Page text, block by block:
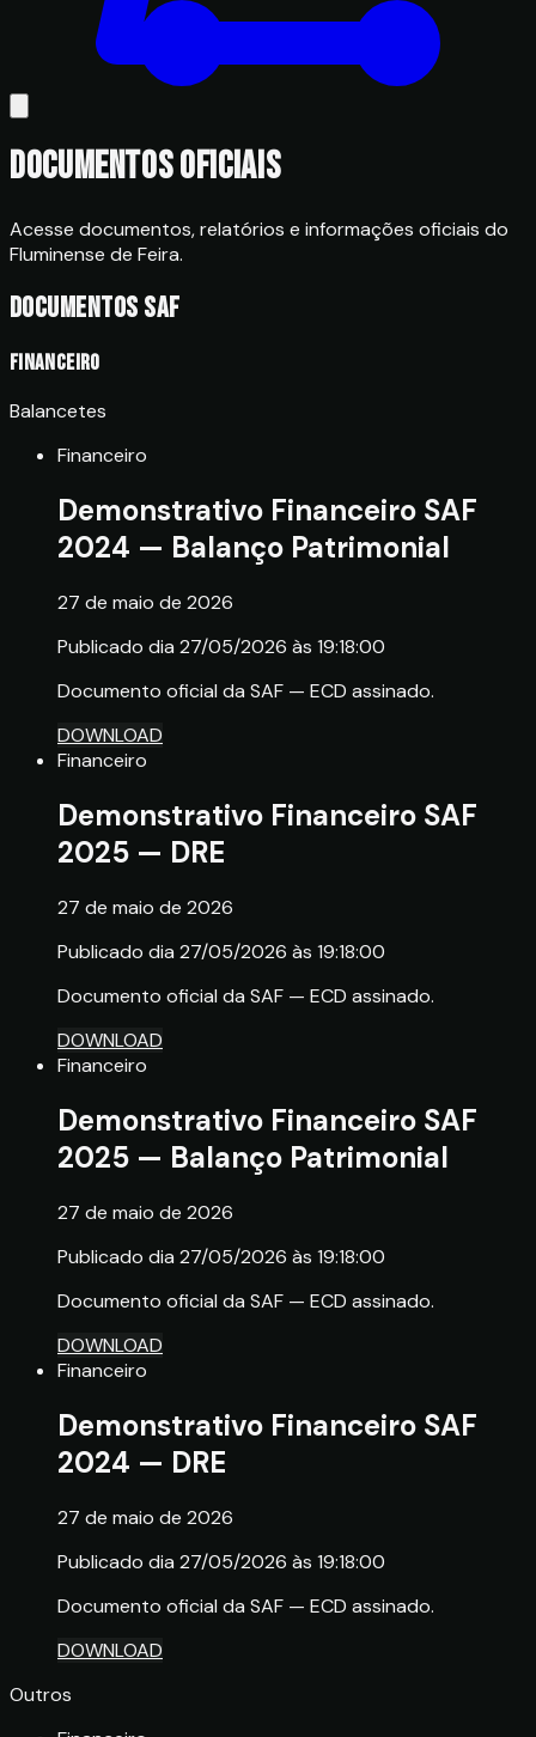
Documentos oficiais
Acesse documentos, relatórios e informações oficiais do
Fluminense de Feira.
Documentos SAF
Financeiro
Balancetes
Financeiro
Demonstrativo Financeiro SAF
2024 — Balanço Patrimonial
27 de maio de 2026
Publicado dia 27/05/2026 às 19:18:00
Documento oficial da SAF — ECD assinado.
DOWNLOAD
Financeiro
Demonstrativo Financeiro SAF
2025 — DRE
27 de maio de 2026
Publicado dia 27/05/2026 às 19:18:00
Documento oficial da SAF — ECD assinado.
DOWNLOAD
Financeiro
Demonstrativo Financeiro SAF
2025 — Balanço Patrimonial
27 de maio de 2026
Publicado dia 27/05/2026 às 19:18:00
Documento oficial da SAF — ECD assinado.
DOWNLOAD
Financeiro
Demonstrativo Financeiro SAF
2024 — DRE
27 de maio de 2026
Publicado dia 27/05/2026 às 19:18:00
Documento oficial da SAF — ECD assinado.
DOWNLOAD
Outros